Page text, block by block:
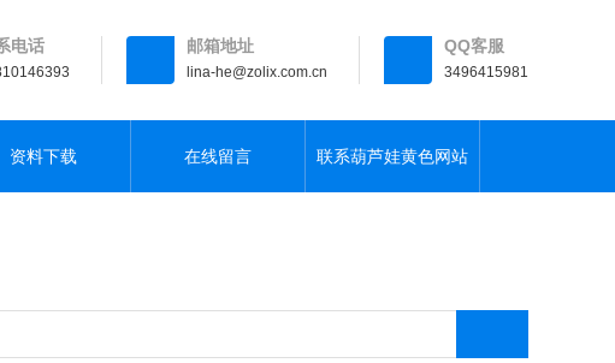
电话
邮箱地址
lina-he@zolix.com.cn
QQ客服
3496415981
资料下载 在线留言 联系葫芦娃黄色网站